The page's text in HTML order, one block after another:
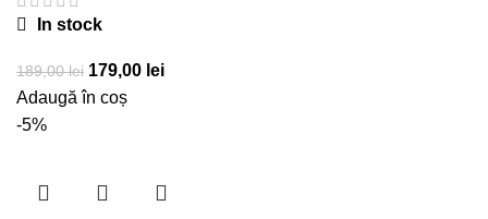
In stock
189,00lei Prețul
inițial
179,00 leiPrețul
Adaugă în coș
-5%